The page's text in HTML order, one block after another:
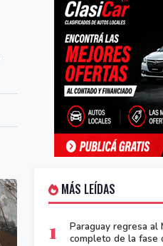
MÁS LEÍDAS
1
Paraguay regresa al
completo de la fase